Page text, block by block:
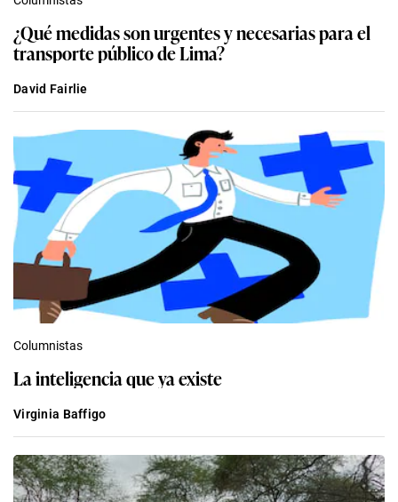
¿Qué medidas son urgentes y necesarias para el
transporte público de Lima?
David Fairlie
Columnistas
La inteligencia que ya existe
Virginia Baffigo